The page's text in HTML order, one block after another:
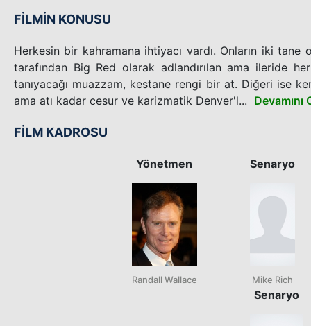
FİLMİN KONUSU
Herkesin bir kahramana ihtiyacı vardı. Onların iki tane
tarafından Big Red olarak adlandırılan ama ileride
tanıyacağı muazzam, kestane rengi bir at. Diğeri ise
ama atı kadar cesur ve karizmatik Denver'l... Devamını
FİLM KADROSU
Yönetmen
Randall Wallace
Senaryo
Mike Rich
Senaryo